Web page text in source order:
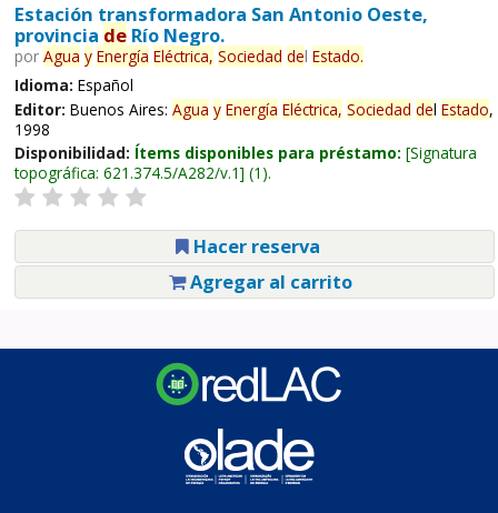
Estación transformadora San Antonio Oeste,
provincia deRío Negro.
por Agua y Energía Eléctrica, Sociedad del Estado.
Idioma: Español
Editor: Buenos Aires: Agua y Energía Eléctrica, Sociedad del Estado,
1998
Disponibilidad: Ítems disponibles para préstamo: Signatura
topográfica: 621.374.5/A282/v.1 (1).
Hacer reserva
Agregar al carrito